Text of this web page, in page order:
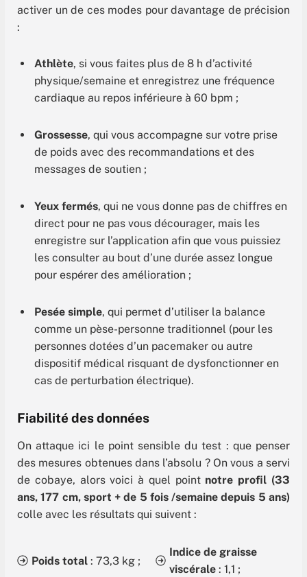
activer un de ces modes pour davantage de précision
:
Athlète, si vous faites plus de 8 h d’activité
physique/semaine et enregistrez une fréquence
cardiaque au repos inférieure à 60 bpm ;
Grossesse, qui vous accompagne sur votre prise
de poids avec des recommandations et des
messages de soutien ;
Yeux fermés, qui ne vous donne pas de chiffres en
direct pour ne pas vous décourager, mais les
enregistre sur l’application afin que vous puissiez
les consulter au bout d’une durée assez longue
pour espérer des amélioration ;
Pesée simple, qui permet d’utiliser la balance
comme un pèse-personne traditionnel (pour les
personnes dotées d’un pacemaker ou autre
dispositif médical risquant de dysfonctionner en
cas de perturbation électrique).
Fiabilité des données
On attaque ici le point sensible du test : que penser
des mesures obtenues dans l’absolu ? On vous a servi
de cobaye, alors voici à quel point notre profil (33
ans, 177 cm, sport + de 5 fois /semaine depuis 5 ans)
colle avec les résultats qui suivent :
Poids total: 73,3 kg ;
Indice de graisse
viscérale : 1,1 ;